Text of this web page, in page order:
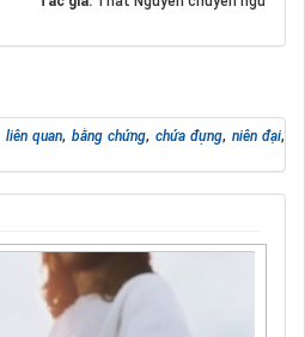
liên quan, bằng chứng, chứa đựng, niên đại,